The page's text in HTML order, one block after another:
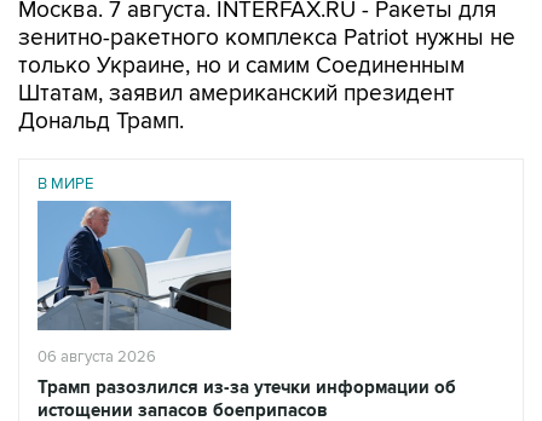
только Украине, но и самим Соединенным
Штатам, заявил американский президент
Дональд Трамп.
В МИРЕ
06 августа 2026
Трамп разозлился из-за утечки информации об
истощении запасов боеприпасов
Читать подробнее